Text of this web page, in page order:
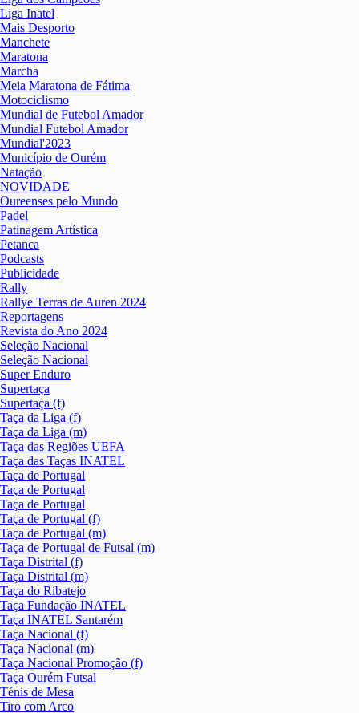
Liga Inatel
Mais Desporto
Manchete
Maratona
Marcha
Meia Maratona de Fátima
Motociclismo
Mundial de Futebol Amador
Mundial Futebol Amador
Mundial'2023
Município de Ourém
Natação
NOVIDADE
Oureenses pelo Mundo
Padel
Patinagem Artística
Petanca
Podcasts
Publicidade
Rally
Rallye Terras de Auren 2024
Reportagens
Revista do Ano 2024
Seleção Nacional
Seleção Nacional
Super Enduro
Supertaça
Supertaça (f)
Taça da Liga (f)
Taça da Liga (m)
Taça das Regiões UEFA
Taça das Taças INATEL
Taça de Portugal
Taça de Portugal
Taça de Portugal
Taça de Portugal (f)
Taça de Portugal (m)
Taça de Portugal de Futsal (m)
Taça Distrital (f)
Taça Distrital (m)
Taça do Ribatejo
Taça Fundação INATEL
Taça INATEL Santarém
Taça Nacional (f)
Taça Nacional (m)
Taça Nacional Promoção (f)
Taça Ourém Futsal
Ténis de Mesa
Tiro com Arco